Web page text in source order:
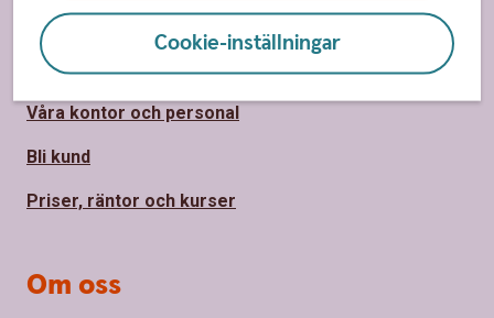
Cookie-inställningar
Kontakta oss
Spärrhjälp
Våra kontor och personal
Bli kund
Priser, räntor och kurser
Om oss